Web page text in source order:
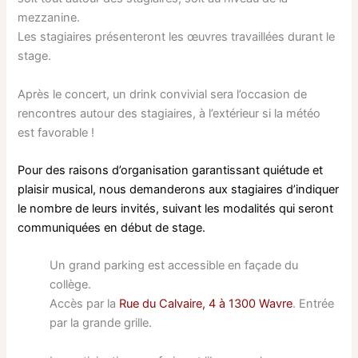
mezzanine.
Les stagiaires présenteront les œuvres travaillées durant le
stage.
Après le concert, un drink convivial sera l’occasion de
rencontres autour des stagiaires, à l’extérieur si la météo
est favorable !
Pour des raisons d’organisation garantissant quiétude et
plaisir musical, nous demanderons aux stagiaires d’indiquer
le nombre de leurs invités, suivant les modalités qui seront
communiquées en début de stage.
Un grand parking est accessible en façade du
collège.
Accès par la Rue du Calvaire, 4 à 1300 Wavre. Entrée
par la grande grille.